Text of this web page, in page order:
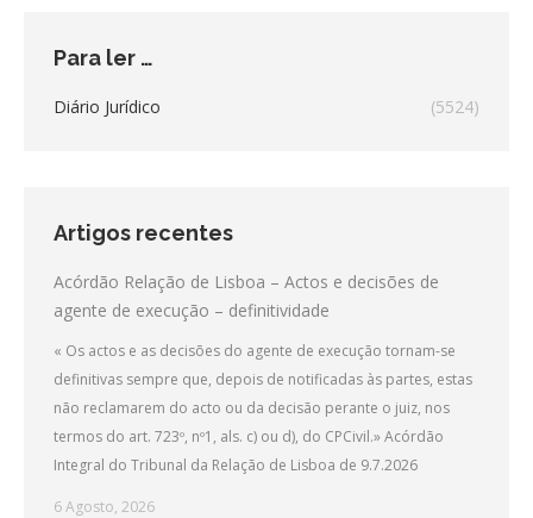
Para ler …
Diário Jurídico (5524)
Artigos recentes
Acórdão Relação de Lisboa – Actos e decisões de
agente de execução – definitividade
« Os actos e as decisões do agente de execução tornam-se
definitivas sempre que, depois de notificadas às partes, estas
não reclamarem do acto ou da decisão perante o juiz, nos
termos do art. 723º, nº1, als. c) ou d), do CPCivil.» Acórdão
Integral do Tribunal da Relação de Lisboa de 9.7.2026
6 Agosto, 2026